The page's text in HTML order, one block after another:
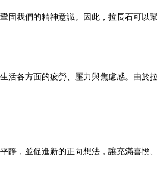
我們的精神意識。因此，拉長石可以
各方面的疲勞、壓力與焦慮感。由
，並促進新的正向想法，讓充滿喜悅